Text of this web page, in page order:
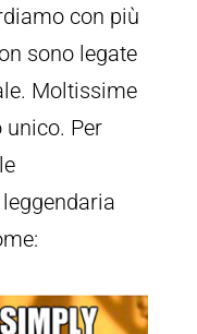
con più
sono legate
Moltissime
Per